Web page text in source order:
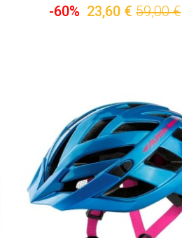
-60% 23,60 € 59,00 €